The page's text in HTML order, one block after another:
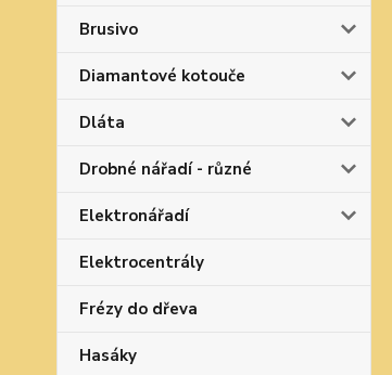
Brusivo
Diamantové kotouče
Dláta
Drobné nářadí - různé
Elektronářadí
Elektrocentrály
Frézy do dřeva
Hasáky